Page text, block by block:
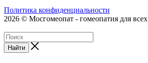
Политика конфиденциальности
2026 © Мосгомеопат - гомеопатия для всех
Найти